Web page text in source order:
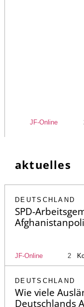
JF-Online
aktuelles
DEUTSCHLAND
SPD-
JF-Online 2
DEUTSCHLAND
Wie viele
Deutschlands